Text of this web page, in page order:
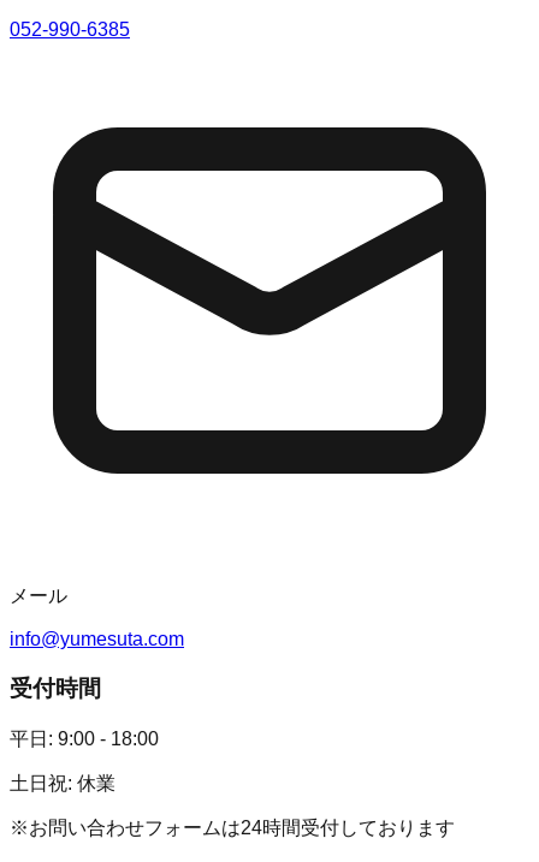
052-990-6385
メール
info@yumesuta.com
受付時間
平日: 9:00 - 18:00
土日祝: 休業
※お問い合わせフォームは24時間受付しております